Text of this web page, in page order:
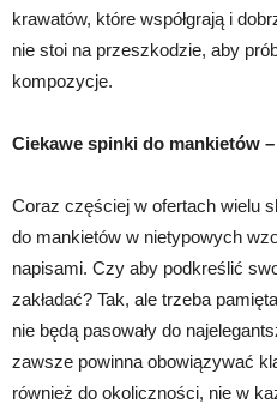
krawatów, które współgrają i
nie stoi na przeszkodzie, aby
kompozycje.
Ciekawe spinki do mankietów
Coraz częściej w ofertach wielu
do mankietów w nietypowych
napisami. Czy aby podkreślić
zakładać? Tak, ale trzeba
nie będą pasowały do
zawsze powinna obowiązywać
również do okoliczności, nie w